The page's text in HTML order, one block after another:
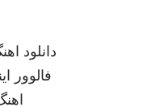
دانلود
فالوور